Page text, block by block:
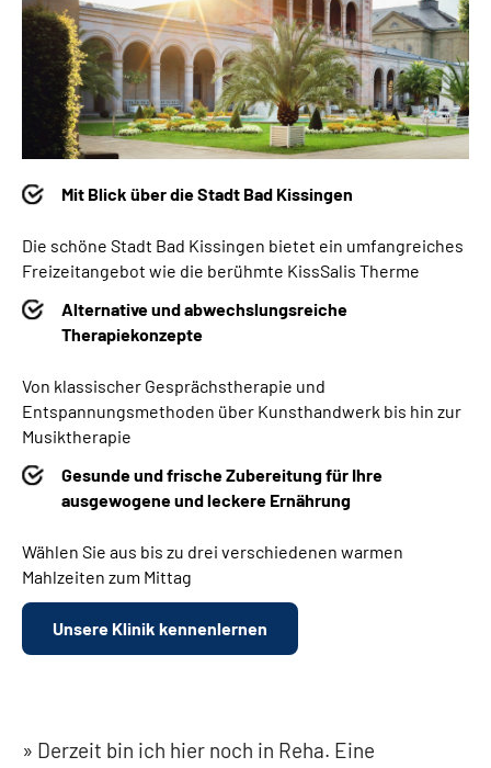
Mit Blick über die Stadt Bad Kissingen
Die schöne Stadt Bad Kissingen bietet ein umfangreiches
Freizeitangebot wie die berühmte KissSalis Therme
Alternative und abwechslungsreiche
Therapiekonzepte
Von klassischer Gesprächstherapie und
Entspannungsmethoden über Kunsthandwerk bis hin zur
Musiktherapie
Gesunde und frische Zubereitung für Ihre
ausgewogene und leckere Ernährung
Wählen Sie aus bis zu drei verschiedenen warmen
Mahlzeiten zum Mittag
Unsere Klinik kennenlernen
Derzeit bin ich hier noch in Reha. Eine